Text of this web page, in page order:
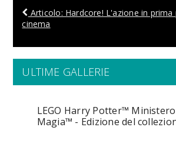
Articolo: Hardcore! L'azione in prima
cinema
ULTIME GALLERIE
LEGO Harry Potter™
Magia™ - Edizione del